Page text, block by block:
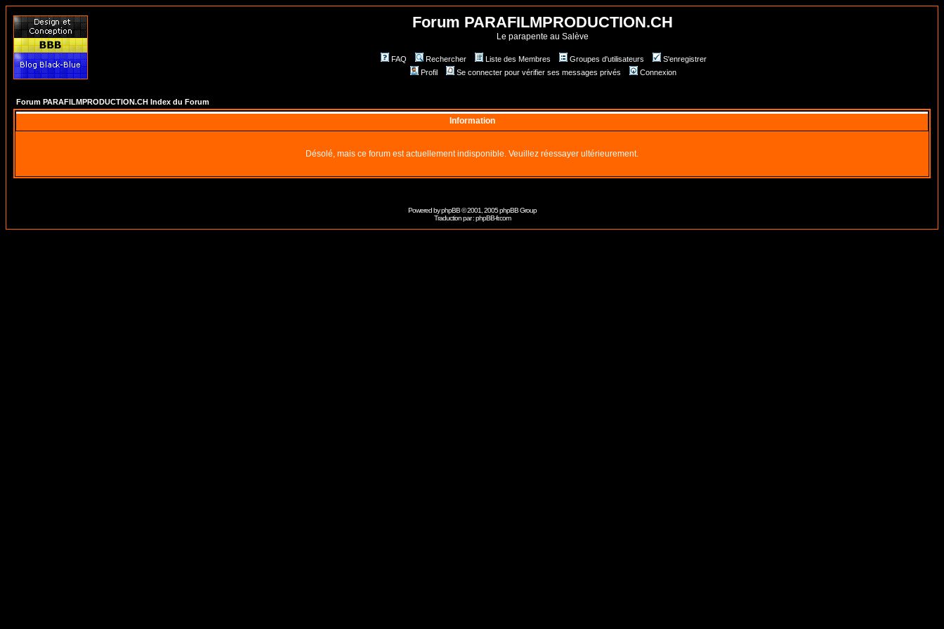
Forum PARAFILMPRODUCTION.CH
Le parapente au Salève
FAQ Rechercher Liste des Membres Groupes d'utilisateurs
S'enregistrer
Profil
Se connecter pour vérifier ses messages privés Connexion
Forum PARAFILMPRODUCTION.CH Index du Forum
Information
Désolé, mais ce forum est actuellement indisponible. Veuillez réessayer ultérieurement.
Powered byphpBB© 2001, 2005 phpBB Group
Traduction par :phpBB-fr.com